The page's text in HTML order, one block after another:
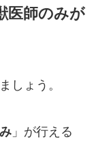
医師のみが
しょう。
」が行える